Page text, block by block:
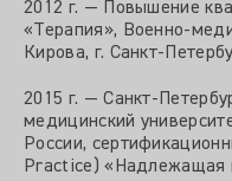
2012 г. — Повышение
«Терапия», Военно-
Кирова, г. Санкт-
2015 г. — Санкт-
медицинский
России,
Practice) «Надлежащая